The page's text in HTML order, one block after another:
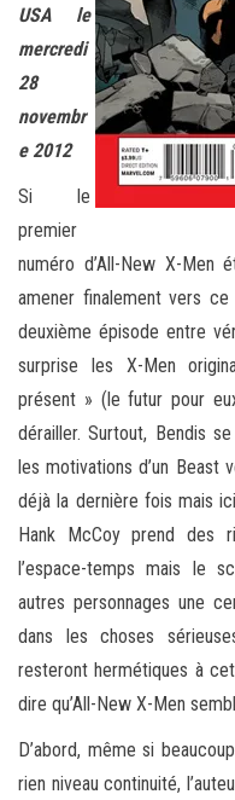
USA le
mercredi
28
novembr
e 2012
Si le
premier
numéro d’All-New X-Men
amener finalement vers
deuxième épisode entre
surprise les X-Men
présent » (le futur pour
dérailler. Surtout, Bendis
les motivations d’un Beast
déjà la dernière fois mais
Hank McCoy prend des
l’espace-temps mais le
autres personnages une
dans les choses
resteront hermétiques à
dire qu’All-New X-Men
D’abord, même si
rien niveau continuité,